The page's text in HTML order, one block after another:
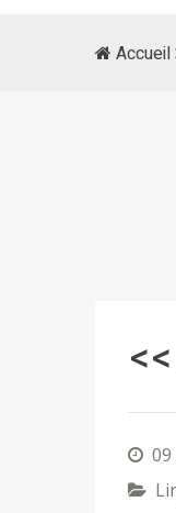
Accueil
09